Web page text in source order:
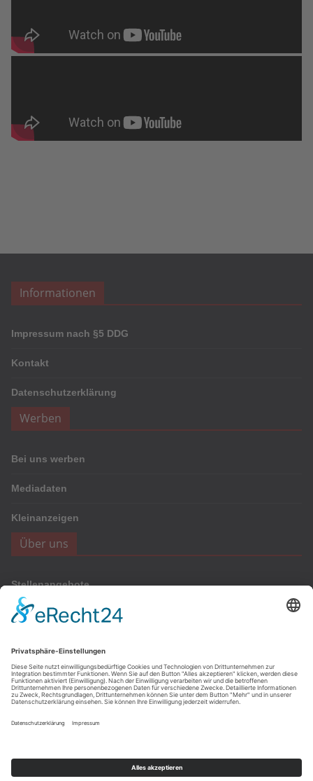
Informationen
Impressum nach §5 DDG
Kontakt
Datenschutzerklärung
Werben
Bei uns werben
Mediadaten
Kleinanzeigen
Über uns
Stellenangebote
Werbung
Anzeigen
Archiv